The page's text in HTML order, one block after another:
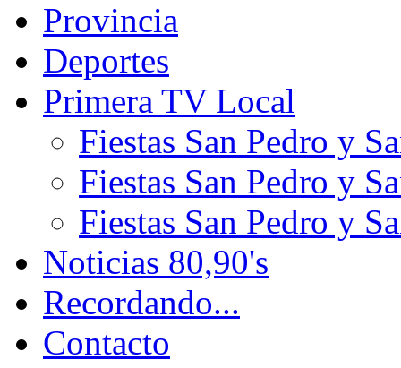
Provincia
Deportes
Primera TV Local
Fiestas San Pedro y
Fiestas San Pedro y
Fiestas San Pedro y
Noticias 80,90's
Recordando...
Contacto